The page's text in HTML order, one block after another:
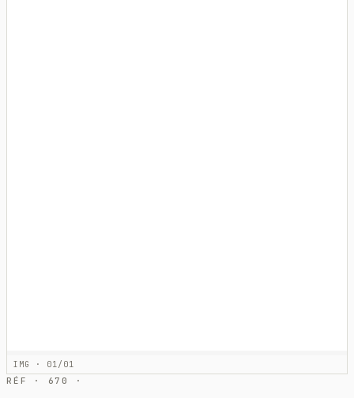
IMG · 01/01
RÉF · 670 ·